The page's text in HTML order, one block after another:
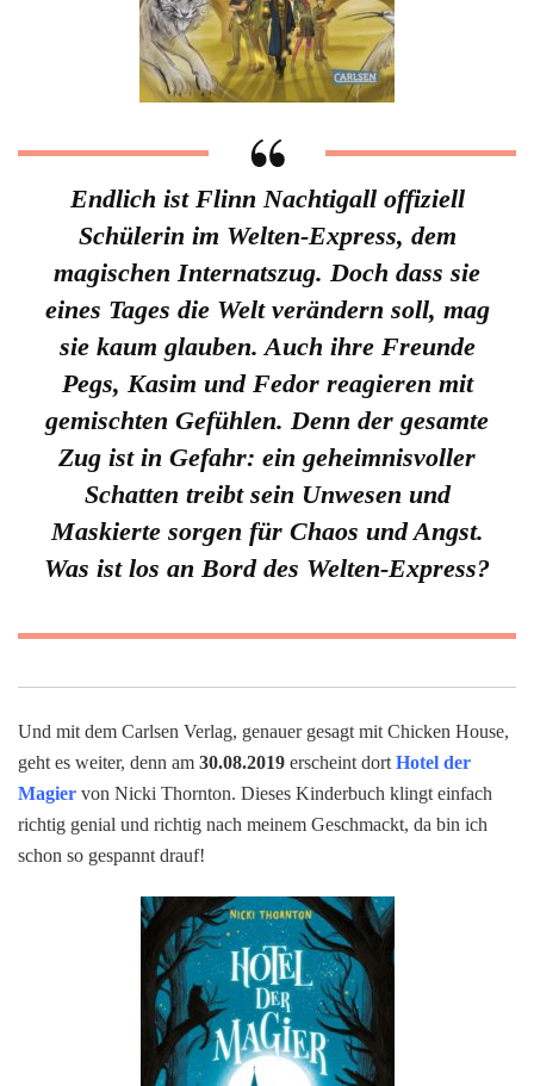
Endlich ist Flinn Nachtigall offiziell
Schülerin im Welten-Express, dem
magischen Internatszug. Doch dass sie
eines Tages die Welt verändern soll, mag
sie kaum glauben. Auch ihre Freunde
Pegs, Kasim und Fedor reagieren mit
gemischten Gefühlen. Denn der gesamte
Zug ist in Gefahr: ein geheimnisvoller
Schatten treibt sein Unwesen und
Maskierte sorgen für Chaos und Angst.
Was ist los an Bord des Welten-Express?
Und mit dem Carlsen Verlag, genauer gesagt mit Chicken House,
geht es weiter, denn am 30.08.2019 erscheint dort Hotel der
Magier von Nicki Thornton. Dieses Kinderbuch klingt einfach
richtig genial und richtig nach meinem Geschmackt, da bin ich
schon so gespannt drauf!